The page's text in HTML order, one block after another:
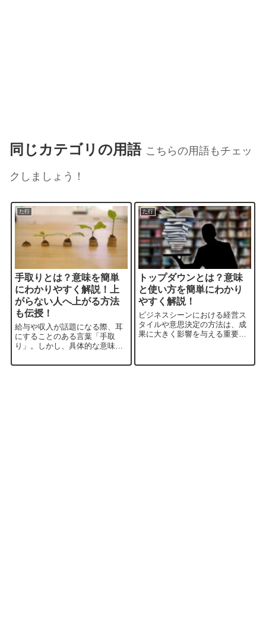
同じカテゴリの用語 こちらの用語もチェッ
クしましょう！
た行
手取りとは？意味を簡単
にわかりやすく解説！上
がらない人へ上がる方法
も伝授！
給与や収入が話題になる際、耳
にすることのある言葉「手取
り」。しかし、具体的な意味や
いことも多いのではないでしょ
た行
トップダウンとは？意味
と使い方を簡単にわかり
やすく解説！
ビジネスシーンにおける経営ス
タイルや意思決定の方法は、成
果に大きく影響を与える重要な
にすることがありますが、具体